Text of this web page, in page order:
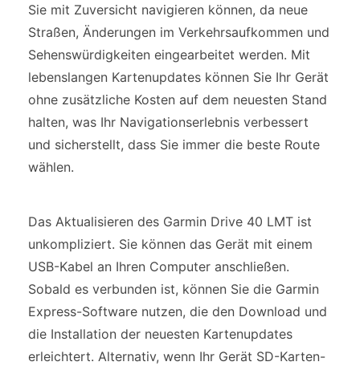
Sie mit Zuversicht navigieren können, da neue
Straßen, Änderungen im Verkehrsaufkommen und
Sehenswürdigkeiten eingearbeitet werden. Mit
lebenslangen Kartenupdates können Sie Ihr Gerät
ohne zusätzliche Kosten auf dem neuesten Stand
halten, was Ihr Navigationserlebnis verbessert
und sicherstellt, dass Sie immer die beste Route
wählen.
Das Aktualisieren des Garmin Drive 40 LMT ist
unkompliziert. Sie können das Gerät mit einem
USB-Kabel an Ihren Computer anschließen.
Sobald es verbunden ist, können Sie die Garmin
Express-Software nutzen, die den Download und
die Installation der neuesten Kartenupdates
erleichtert. Alternativ, wenn Ihr Gerät SD-Karten-